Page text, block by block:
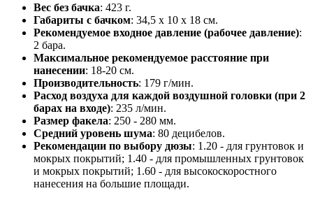
Вес без бачка: 423 г.
Габариты с бачком: 34,5 x 10 x 18 см.
Рекомендуемое входное давление (рабочее давление):
2 бара.
Максимальное рекомендуемое расстояние при
нанесении: 18-20 см.
Производительность: 179 г/мин.
Расход воздуха для каждой воздушной головки (при 2
барах на входе): 235 л/мин.
Размер факела: 250 - 280 мм.
Средний уровень шума: 80 децибелов.
Рекомендации по выбору дюзы: 1.20 - для грунтовок и
мокрых покрытий; 1.40 - для промышленных грунтовок
и мокрых покрытий; 1.60 - для высокоскоростного
нанесения на большие площади.